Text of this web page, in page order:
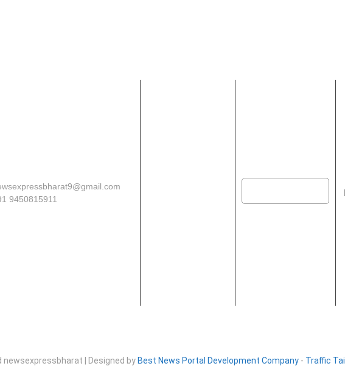
9450815911
newsexpressbharat | Designed by Best News Portal Development Company - Traffic Tail